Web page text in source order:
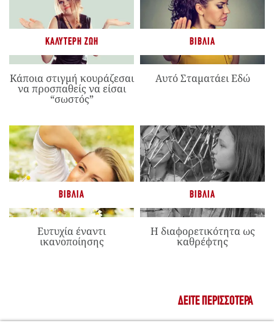
ΚΑΛΎΤΕΡΗ ΖΩΉ
Κάποια στιγμή κουράζεσαι
να προσπαθείς να είσαι
“σωστός”
ΒΙΒΛΊΑ
Αυτό Σταματάει Εδώ
ΒΙΒΛΊΑ
Ευτυχία έναντι
ικανοποίησης
ΒΙΒΛΊΑ
Η διαφορετικότητα ως
καθρέφτης
ΔΕΊΤΕ ΠΕΡΙΣΣΌΤΕΡΑ